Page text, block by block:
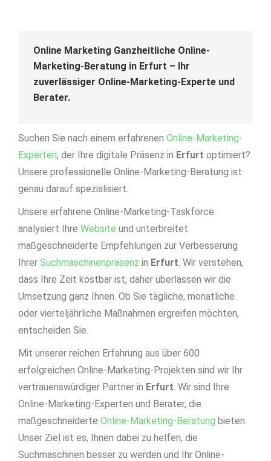
Online Marketing Ganzheitliche Online-
Marketing-Beratung in Erfurt – Ihr
zuverlässiger Online-Marketing-Experte und
Berater.
Suchen Sie nach einem erfahrenen Online-Marketing-
Experten, der Ihre digitale Präsenz in Erfurt optimiert?
Unsere professionelle Online-Marketing-Beratung ist
genau darauf spezialisiert.
Unsere erfahrene Online-Marketing-Taskforce
analysiert Ihre Website und unterbreitet
maßgeschneiderte Empfehlungen zur Verbesserung
Ihrer Suchmaschinenpräsenz in Erfurt. Wir verstehen,
dass Ihre Zeit kostbar ist, daher überlassen wir die
Umsetzung ganz Ihnen. Ob Sie tägliche, monatliche
oder vierteljährliche Maßnahmen ergreifen möchten,
entscheiden Sie.
Mit unserer reichen Erfahrung aus über 600
erfolgreichen Online-Marketing-Projekten sind wir Ihr
vertrauenswürdiger Partner in Erfurt. Wir sind Ihre
Online-Marketing-Experten und Berater, die
maßgeschneiderte Online-Marketing-Beratung bieten.
Unser Ziel ist es, Ihnen dabei zu helfen, die
Suchmaschinen besser zu werden und Ihr Online-